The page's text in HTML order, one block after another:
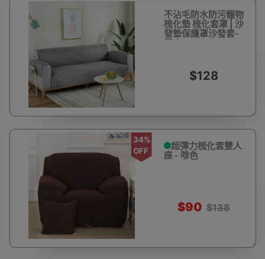
不沾毛防水防污寵物
梳化墊 梳化套罩 | 沙
發墊保護罩沙發套-
單人53*190cm
$128
34%
OFF
超彈力梳化套雙人
座 - 啡色
$90 $138